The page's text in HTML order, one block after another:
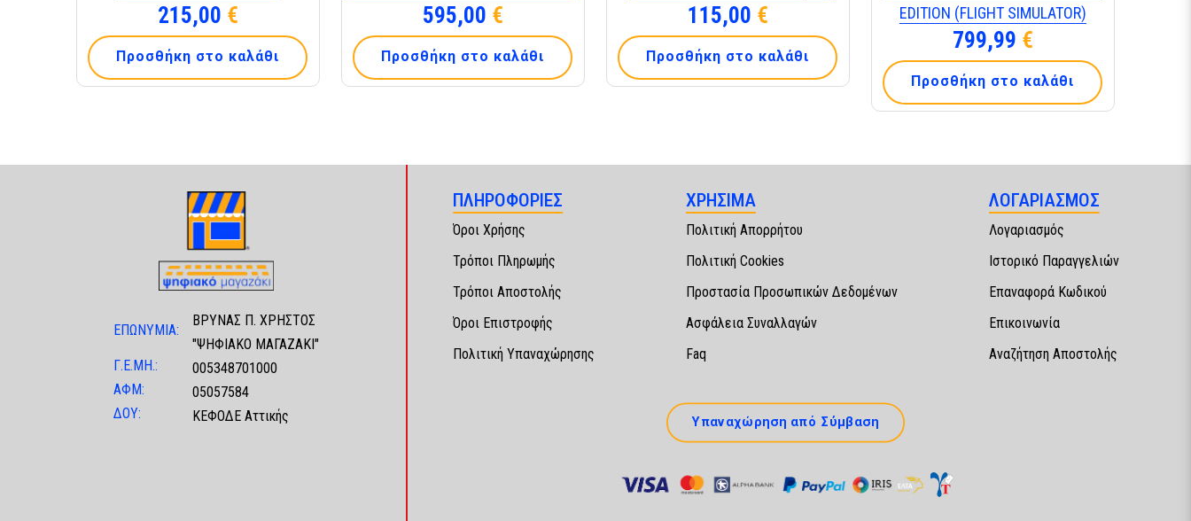
215,00 €
Προσθήκη στο καλάθι
595,00 €
Προσθήκη στο καλάθι
115,00 €
Προσθήκη στο καλάθι
EDITION (FLIGHT SIMULATOR)
799,99 €
Προσθήκη στο καλάθι
ΕΠΩΝΥΜΙΑ:
ΒΡΥΝΑΣ Π. ΧΡΗΣΤΟΣ
"ΨΗΦΙΑΚΟ ΜΑΓΑΖΑΚΙ"
Γ.Ε.ΜΗ.:
005348701000
ΑΦΜ:
05057584
ΔΟΥ:
ΚΕΦΟΔΕ Αττικής
ΠΛΗΡΟΦΟΡΙΕΣ
Όροι Χρήσης
Τρόποι Πληρωμής
Τρόποι Αποστολής
Όροι Επιστροφής
Πολιτική Υπαναχώρησης
ΧΡΗΣΙΜΑ
Πολιτική Απορρήτου
Πολιτική Cookies
Προστασία Προσωπικών Δεδομένων
Ασφάλεια Συναλλαγών
Faq
ΛΟΓΑΡΙΑΣΜΟΣ
Λογαριασμός
Ιστορικό Παραγγελιών
Επαναφορά Κωδικού
Επικοινωνία
Αναζήτηση Αποστολής
Υπαναχώρηση από Σύμβαση